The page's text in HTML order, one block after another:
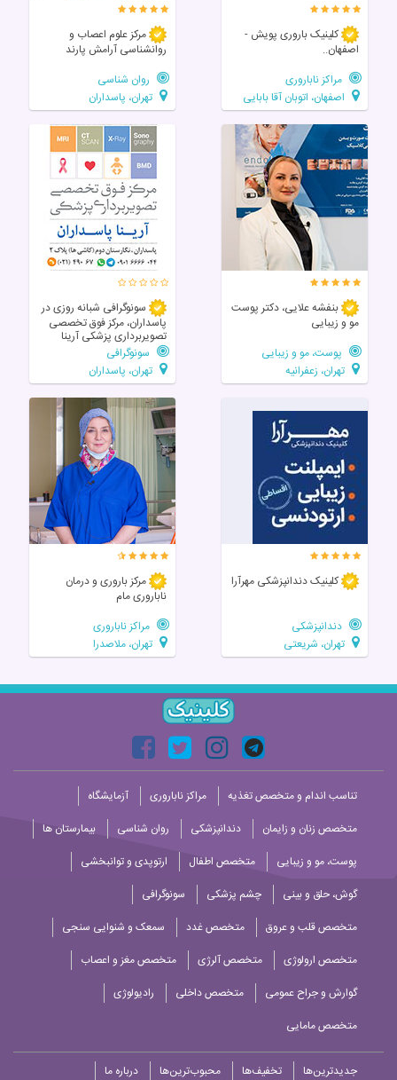
کلینیک باروری پویش -
اصفهان..
مراکز ناباروری
اصفهان، اتوبان آقا بابایی
مرکز علوم اعصاب و
روانشناسی آرامش پارند
روان شناسی
تهران، پاسداران
بنفشه علایی، دکتر پوست
مو و زیبایی
پوست، مو و زیبایی
تهران، زعفرانیه
سونوگرافی شبانه روزی در
پاسداران، مرکز فوق تخصصی
تصویربرداری پزشکی آرینا
سونوگرافی
تهران، پاسداران
کلینیک دندانپزشکی مهرآرا
دندانپزشکی
تهران، شریعتی
مرکز باروری و درمان
ناباروری مام
مراکز ناباروری
تهران، ملاصدرا
تناسب اندام و متخصص تغذیه مراکز ناباروری
آزمایشگاه
متخصص زنان و زایمان
دندانپزشکی روان شناسی
بیمارستان ها
پوست، مو و زیبایی
متخصص اطفال
ارتوپدی و توانبخشی
گوش، حلق و بینی
چشم پزشکی
سونوگرافی
متخصص قلب و عروق
متخصص غدد
سمعک و شنوایی سنجی
متخصص ارولوژی
متخصص آلرژی
متخصص مغز و اعصاب
گوارش و جراح عمومی
متخصص داخلی
رادیولوژی
متخصص مامایی
جدیدترین‌ها تخفیف‌ها محبوب‌ترین‌ها درباره ما